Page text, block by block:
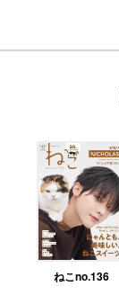
ねこno.136